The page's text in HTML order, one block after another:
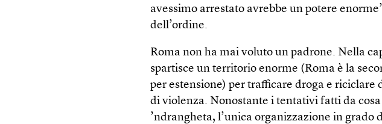
avessimo arrestato avrebbe un potere
dell’ordine.
Roma non ha mai voluto un padrone. Nella
spartisce un territorio enorme (Roma è la
per estensione) per trafficare droga e riciclare
di violenza. Nonostante i tentativi fatti da
’ndrangheta, l’unica organizzazione in